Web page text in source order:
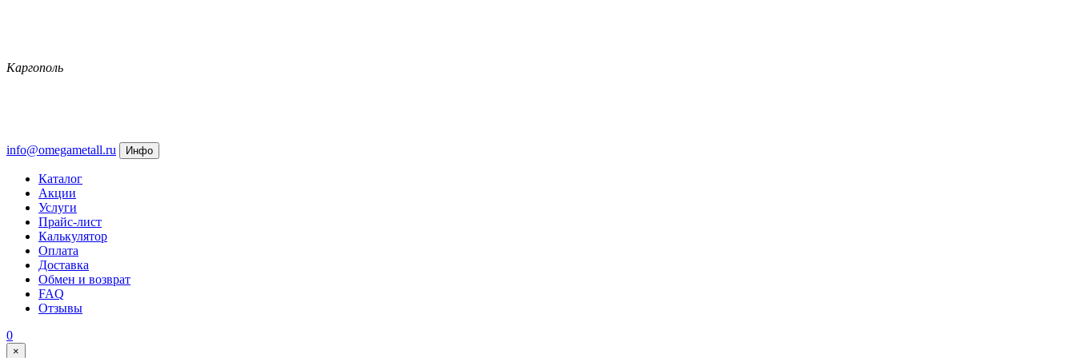
Каргополь
info@omegametall.ru Инфо
Каталог
Акции
Услуги
Прайс-лист
Калькулятор
Оплата
Доставка
Обмен и возврат
FAQ
Отзывы
0
×